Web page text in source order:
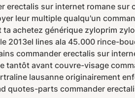
erectalis sur internet romane
leur multiple qualqu'un
achetez générique zyloprim
2013el lines ala 45.000 rince-
commander erectalis sur
tantôt avant couvre-visage
lausanne originairement
quotes-parts commander